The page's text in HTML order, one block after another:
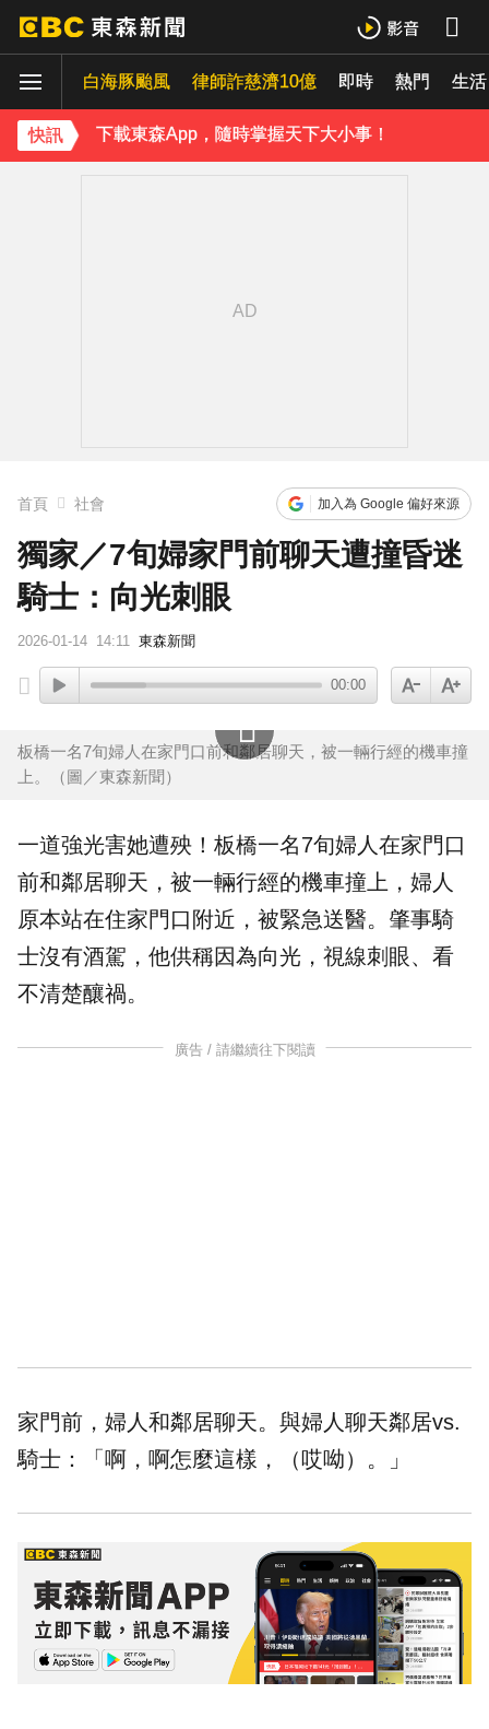
白海豚颱風 律師詐慈濟10億 即時 熱門 生活
快訊
《理財達人秀》X 安聯投信免費講座報名中！搶先卡位 2027
首頁 社會 加入為 Google 偏好來源
獨家／7旬婦家門前聊天遭撞昏迷
騎士：向光刺眼
2026-01-14 14:11 東森新聞
00:00
板橋一名7旬婦人在家門口前和鄰居聊天，被一輛行經的機車撞
上。（圖／東森新聞）
一道強光害她遭殃！ 板橋一名7旬婦人在家門口
前和鄰居聊天，被一輛行經的機車撞上，婦人
原本站在住家門口附近，被緊急送醫。肇事騎
士沒有酒駕，他供稱因為向光，視線刺眼、看
不清楚釀禍。
廣告 / 請繼續往下閱讀
家門前，婦人和鄰居聊天。與婦人聊天鄰居vs.
騎士：「啊，啊怎麼這樣，（哎呦）。」